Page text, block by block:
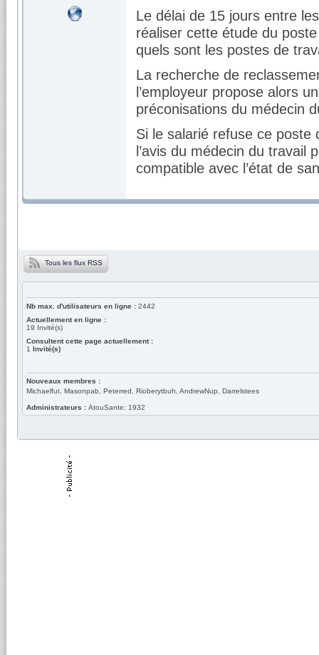
Le délai de 15 jours entre
réaliser cette étude du
quels sont les postes de
La recherche de
l’employeur propose alors
préconisations du médecin
Si le salarié refuse ce poste
l’avis du médecin du travail
compatible avec l’état de
Tous les flux RSS
Nb max. d'utilisateurs en ligne : 2442
Actuellement en ligne :
19 Invité(s)
Consultent cette page actuellement :
1 Invité(s)
Nouveaux membres :
Michaelfut, Masonpab, Peterred, Rioberytbuh, AndrewNup, Darrelstees
Administrateurs : AtouSante: 1932